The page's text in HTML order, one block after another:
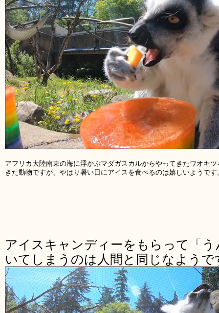
アフリカ大陸南東の海に浮かぶマダガスカルからやってきたワオキ
きた動物ですが、やはり暑い日にアイスを食べるのは嬉しいようです
アイスキャンディーをもらって「
いてしまうのは人間と同じなようで